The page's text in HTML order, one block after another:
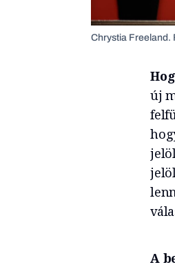
Chrystia Freeland.
új
A